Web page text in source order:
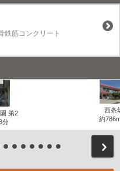
鉄筋コンクリート
第2
分
西条
約